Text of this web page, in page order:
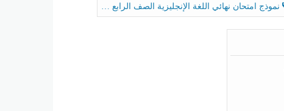
نموذج امتحان نهائي اللغة الإنجليزية الصف الرابع الفصل الثالث